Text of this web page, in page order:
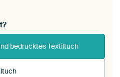
bedrucktes Textiltuch